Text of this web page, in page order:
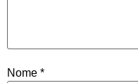
Nome *